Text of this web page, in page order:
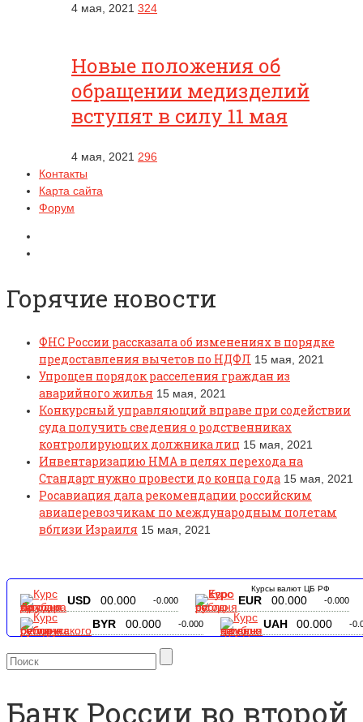
4 мая, 2021 324
Новые положения об
обращении медизделий
вступят в силу 11 мая
4 мая, 2021 296
Контакты
Карта сайта
Форум
Горячие новости
ФНС России рассказала об изменениях в порядке
предоставления вычетов по НДФЛ 15 мая, 2021
Упрощен порядок расселения граждан из
аварийного жилья 15 мая, 2021
Конкурсный управляющий вправе при содействии
суда получить сведения о родственниках
контролирующих должника лиц 15 мая, 2021
Инвентаризацию НМА в целях перехода на
Стандарт нужно провести до конца года 15 мая, 2021
Росавиация дала рекомендации российским
авиаперевозчикам по международным полетам
вблизи Израиля 15 мая, 2021
Курсы валют ЦБ РФ
USD 00.000 -0.000 EUR 00.000 -0.000
BYR 00.000 -0.000 UAH 00.000 -
Банк России во второй